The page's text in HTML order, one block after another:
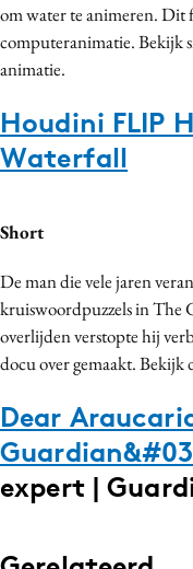
om water te animeren. Dit
computeranimatie. Bekijk
animatie.
Houdini FLIP
Waterfall
Short
De man die vele jaren
kruiswoordpuzzels in The
overlijden verstopte hij
docu over gemaakt. Bekijk
Dear
Guardian&
expert |